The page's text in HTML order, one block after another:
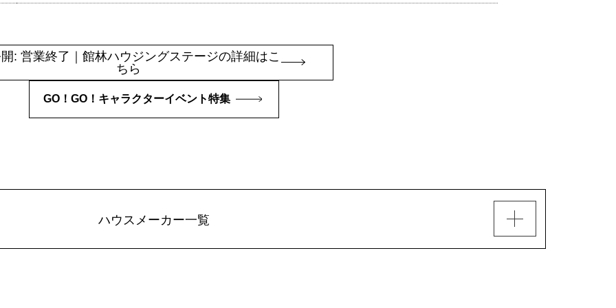
: 営業終了｜館林ハウジングステージの詳細はこ
ちら
GO！GO！キャラクターイベント特集
ハウスメーカー一覧